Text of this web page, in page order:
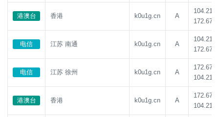
港澳台 香港 k0u1g.cn A
电信 江苏 南通 k0u1g.cn A
电信 江苏 徐州 k0u1g.cn A
港澳台 香港 k0u1g.cn A